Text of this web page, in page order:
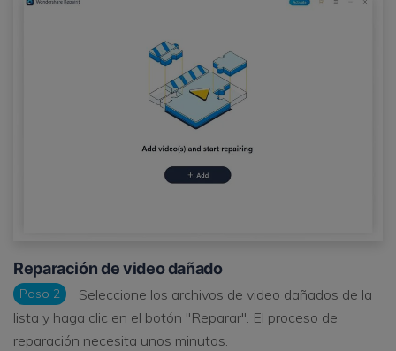
Reparación de video dañado
Paso 2
Seleccione los archivos de video dañados de la
lista y haga clic en el botón "Reparar". El proceso de
reparación necesita unos minutos.